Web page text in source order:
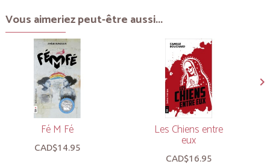
Vous aimeriez peut-être aussi...
Fé M Fé
CAD$14.95
Les Chiens entre
eux
CAD$16.95